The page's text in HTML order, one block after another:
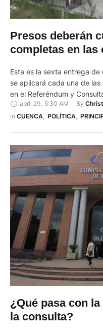
Presos deberán
completas en las
Esta es la sexta entrega
se aplicará cada una de
en el Referéndum y
H (8) y con esto los presos
completas en las cárceles.
abril 29, 5:30 AM By
In CUENCA, POLÍTICA,
¿Qué pasa con
la consulta?